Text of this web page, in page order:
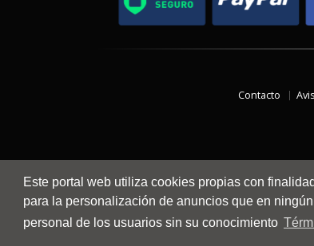
Este portal web utiliza cookies propias con
para la personalización de anuncios que en
personal de los usuarios sin su conocimiento
Contacto